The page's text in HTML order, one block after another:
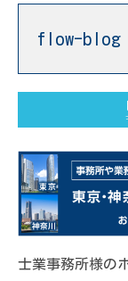
flow-blog
士業事務所様の